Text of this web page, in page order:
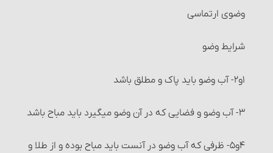
شرایط کالا و عوَض آن
خرید و فروش موقوفات
معاملات طلا و نقره و فراورده‌های آنها‏
خرید و فروش میوه‏
انواع معاملات‏ : معامله نقدی
وضوی ارتماسی
شرایط وضو
۱و۲- آب وضو باید پاک و مطلق باشد
۳- آب وضو و فضایی که در آن وضو می‏گیرد باید مباح باشد
۴و۵- ظرفی که آب وضو در آنست باید مباح بوده و از طلا و